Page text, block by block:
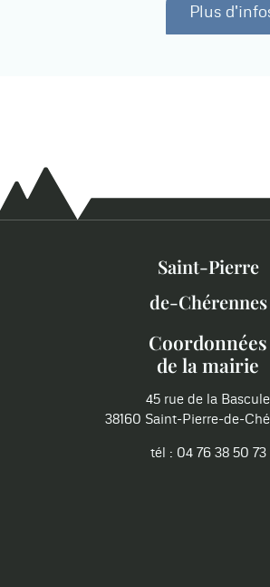
Plus
Saint-Pierre
de-Chérennes
Coordonnées
de la mairie
45 rue de la Bascule
38160 Saint-Pierre-de-
tél : 04 76 38 50 73